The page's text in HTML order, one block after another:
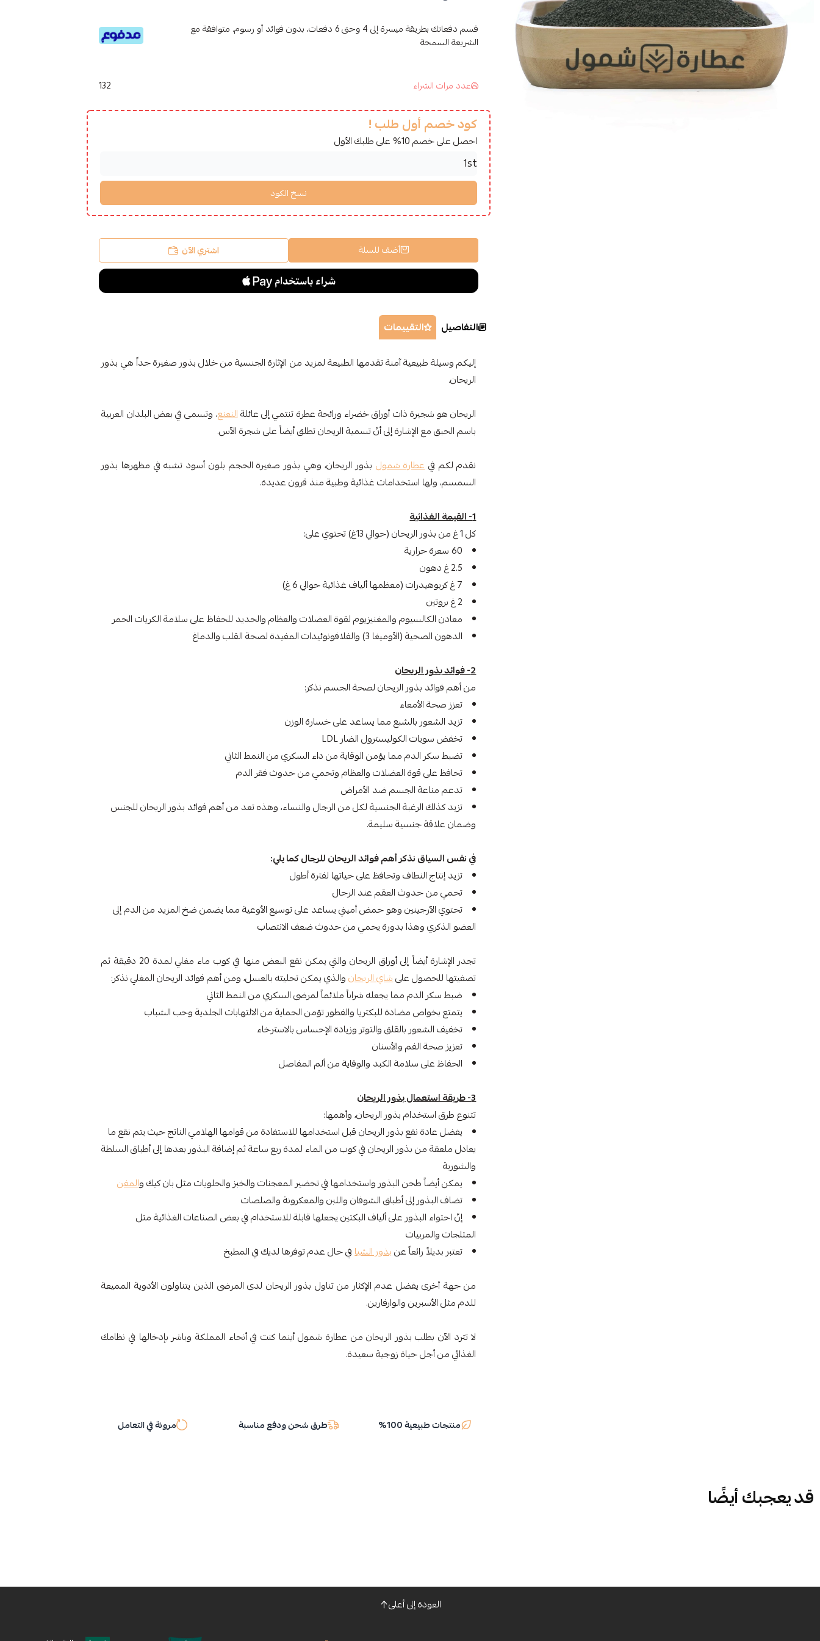
قسم دفعاتك بطريقة ميسرة إلى 4 وحتى 6 دفعات، بدون فوائد أو رسوم. متوافقة مع
الشريعة السمحة
عدد مرات الشراء 132
كود خصم أول طلب !
احصل على خصم 10% على طلبك الأول
أضف للسلة اشتري الآن
التفاصيل التقييمات
إليكم وسيلة طبيعية آمنة تقدمها الطبيعة لمزيد من الإثارة الجنسية من خلال بذور صغيرة جداً هي بذور
الريحان.
الريحان هو شجيرة ذات أوراق خضراء ورائحة عطرة تنتمي إلى عائلةالنعنع، وتسمى في بعض البلدان العربية
باسم الحبق مع الإشارة إلى أنّ تسمية الريحان تطلق أيضاً على شجرة الآس.
نقدم لكم فيعطارة شمول بذور الريحان، وهي بذور صغيرة الحجم بلون أسود تشبه في مظهرها بذور
السمسم، ولها استخدامات غذائية وطبية منذ قرون عديدة.
1- القيمة الغذائية
كل 1 غ من بذور الريحان (حوالي 13غ) تحتوي على:
60 سعرة حرارية
2.5 غ دهون
7 غ كربوهيدرات (معظمها ألياف غذائية حوالي 6 غ)
2 غ بروتين
معادن الكالسيوم والمغنيزيوم لقوة العضلات والعظام والحديد للحفاظ على سلامة الكريات الحمر
الدهون الصحية (الأوميغا 3) والفلافونوئيدات المفيدة لصحة القلب والدماغ
2- فوائد بذور الريحان
من أهم فوائد بذور الريحان لصحة الجسم نذكر:
تعزز صحة الأمعاء
تزيد الشعور بالشبع مما يساعد على خسارة الوزن
تخفض سويات الكوليسترول الضار LDL
تضبط سكر الدم مما يؤمن الوقاية من داء السكري من النمط الثاني
تحافظ على قوة العضلات والعظام وتحمي من حدوث فقر الدم
تدعم مناعة الجسم ضد الأمراض
تزيد كذلك الرغبة الجنسية لكل من الرجال والنساء، وهذه تعد من أهم فوائد بذور الريحان للجنس
وضمان علاقة جنسية سليمة.
في نفس السياق نذكر أهم فوائد الريحان للرجال كما يلي:
تزيد إنتاج النطاف وتحافظ على حياتها لفترة أطول
تحمي من حدوث العقم عند الرجال
تحتوي الآرجينين وهو حمض أميني يساعد على توسيع الأوعية مما يضمن ضخ المزيد من الدم إلى
العضو الذكري وهذا بدورة يحمي من حدوث ضعف الانتصاب
تجدر الإشارة أيضاً إلى أوراق الريحان والتي يمكن نقع البعض منها في كوب ماء مغلي لمدة 20 دقيقة ثم
تصفيتها للحصول علىشاي الريحانوالذي يمكن تحليته بالعسل، ومن أهم فوائد الريحان المغلي نذكر:
ضبط سكر الدم مما يجعله شراباً ملائماً لمرضى السكري من النمط الثاني
يتمتع بخواص مضادة للبكتريا والفطور تؤمن الحماية من الالتهابات الجلدية وحب الشباب
تخفيف الشعور بالقلق والتوتر وزيادة الإحساس بالاسترخاء
تعزيز صحة الفم والأسنان
الحفاظ على سلامة الكبد والوقاية من ألم المفاصل
3- طريقة استعمال بذور الريحان
تتنوع طرق استخدام بذور الريحان، وأهمها:
يفضل عادة نقع بذور الريحان قبل استخدامها للاستفادة من قوامها الهلامي الناتج حيث يتم نقع ما
يعادل ملعقة من بذور الريحان في كوب من الماء لمدة ربع ساعة ثم إضافة البذور بعدها إلى أطباق السلطة
والشوربة
يمكن أيضاً طحن البذور واستخدامها في تحضير المعجنات والخبز والحلويات مثل بان كيك والمفن
تضاف البذور إلى أطباق الشوفان واللبن والمعكرونة والصلصات
إنّ احتواء البذور على ألياف البكتين يجعلها قابلة للاستخدام في بعض الصناعات الغذائية مثل
المثلجات والمربيات
تعتبر بديلاً رائعاً عنبذور الشيافي حال عدم توفرها لديك في المطبخ
من جهة أخرى يفضل عدم الإكثار من تناول بذور الريحان لدى المرضى الذين يتناولون الأدوية المميعة
للدم مثل الأسبرين والوارفارين.
لا تترد الآن بطلب بذور الريحان من عطارة شمول أينما كنت في أنحاء المملكة وباشر بإدخالها في نظامك
الغذائي من أجل حياة زوجية سعيدة.
منتجات طبيعية 100% طرق شحن ودفع مناسبة مرونة في التعامل
قد يعجبك أيضًا
العودة إلى أعلى